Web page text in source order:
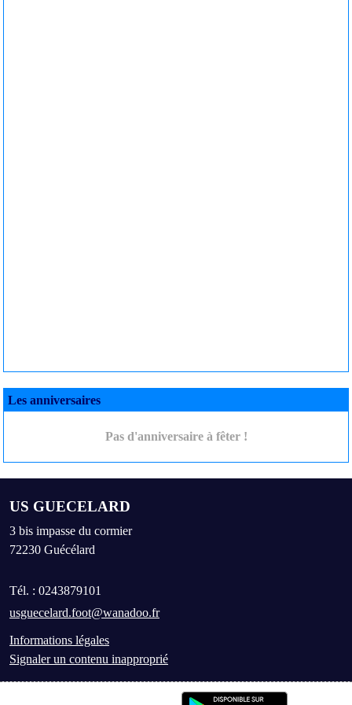
Les anniversaires
Pas d'anniversaire à fêter !
US GUECELARD
3 bis impasse du cormier
72230 Guécélard
Tél. : 0243879101
usguecelard.foot@wanadoo.fr
Informations légales
Signaler un contenu inapproprié